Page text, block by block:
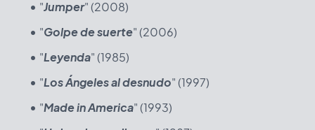
"Jumper" (2008)
"Golpe de suerte" (2006)
"Leyenda" (1985)
"Los Ángeles al desnudo" (1997)
"Made in America" (1993)